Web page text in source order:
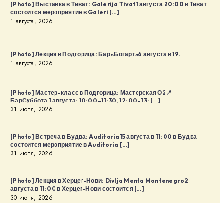
[Photo] Выставка в Тиват: Galerija Tivat1 августа 20:00 в Тиват
состоится мероприятие в Galeri […]
1 августа, 2026
[Photo] Лекция в Подгорица: Бар «Богарт»6 августа в 19.
1 августа, 2026
[Photo] Мастер-класс в Подгорица: Мастерская О2📍
БарСуббота 1 августа: 10:00–11:30, 12:00–13: […]
31 июля, 2026
[Photo] Встреча в Будва: Auditoria15 августа в 11:00 в Будва
состоится мероприятие в Auditoria […]
31 июля, 2026
[Photo] Лекция в Херцег-Нови: Divlja Menta Montenegro2
августа в 11:00 в Херцег-Нови состоится […]
30 июля, 2026